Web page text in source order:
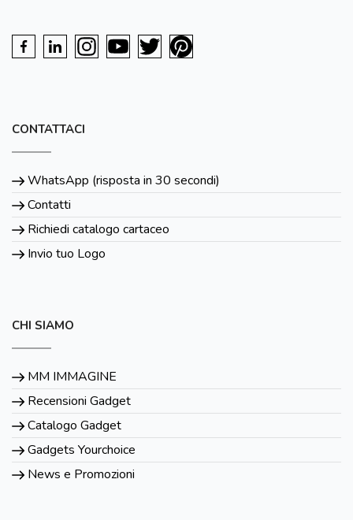
CONTATTACI
WhatsApp (risposta in 30 secondi)
Contatti
Richiedi catalogo cartaceo
Invio tuo Logo
CHI SIAMO
MM IMMAGINE
Recensioni Gadget
Catalogo Gadget
Gadgets Yourchoice
News e Promozioni